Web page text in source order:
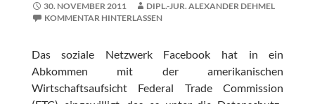
30. NOVEMBER 2011
DIPL.-JUR. ALEXANDER DEHMEL
KOMMENTAR HINTERLASSEN
Das soziale Netzwerk Facebook hat in ein
Abkommen mit der amerikanischen
Wirtschaftsaufsicht Federal Trade Commission